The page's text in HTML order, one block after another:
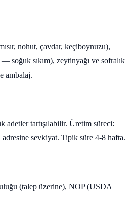
nohut, çavdar, keçiboynuzu),
soğuk sıkım), zeytinyağı ve sofralık
ambalaj.
tartışılabilir. Üretim süreci:
sevkiyat. Tipik süre 4-8 hafta.
(talep üzerine), NOP (USDA